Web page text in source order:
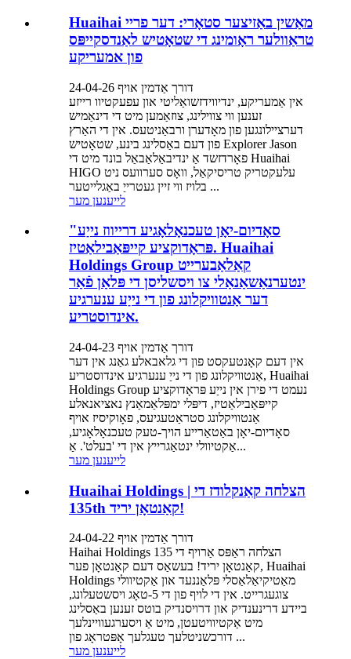
Huaihai מאַשין באַזיצער סטאָרי: דער פריי
טראַוולער ראָומינג די שטאָטיש לאַנדסקייפּס
פון אמעריקע
דורך אַדמין אויף 24-04-26
אין אַמעריקע, ינדיווידזשואַליטי און עפעקטיוו רייזע
זענען ווי צווילינג, צוזאַמען מיט די דינאַמיש
דערציילונגען פון מאָדערן ורבאַניטעס. אין די האַרץ
פון דעם באַסלינג בינע, שטאָטיש Explorer Jason
פאָרדזשד אַ ינדיבאַלאַבאַל בונד מיט די Huaihai
HIGO עלעקטריק טריסיקאַל, וואָס סערוועס ניט
בלויז ווי זיין געטרייַ באַגלייטער ...
לייענען מער
"סאָדיום-יאָן טעכנאָלאָגיע דרייווז נייַע
פּראָדוקציע קייפּאַבילאַטיז. Huaihai
Holdings Group קאַלאַבערייט
ינטערנאַשאַנאַלי צו ויסשליסן די פּלאַן פֿאַר
דער אַנטוויקלונג פון די נייַע ענערגיע
אינדוסטריע.
דורך אַדמין אויף 24-04-23
אין דעם קאָנטעקסט פון די גלאבאלע גאַנג אין דער
אַנטוויקלונג פון די נייַ ענערגיע אינדוסטריע, Huaihai
Holdings Group נעמט די פירן אין נייַע פּראָדוקציע
קייפּאַבילאַטיז, דיפּלי ימפּלאַמאַנץ נאציאנאלע
אַנטוויקלונג סטראַטעגיעס, פאָוקיסיז אויף
סאָדיום-יאָן באַטאַרייע הויך-טעק טעכנאָלאָגיע,
אַקטיוולי ינטאַגרייץ אין די 'בעלט'. אַ...
לייענען מער
Huaihai Holdings | הצלחה קאַנקלודז די
135th קאַנטאָן יריד!
דורך אַדמין אויף 24-04-22
Haihai Holdings הצלחה ראַפּס אַרויף די 135
קאַנטאָן יריד! בעשאַס דעם קאַנטאָן פער, Huaihai
Holdings מאַטיקיאַלאַסלי פּלאַננעד און אַקטיוולי
צוגעגרייט. אין די לויף פון די 5-טאָג ויסשטעלונג,
ביידע דרינענדיק און דרויסנדיק בוטס זענען באַסלינג
מיט אַקטיוויטעטן, מיט אַ ויסערגעוויינלעך
דורכשניטלעך טעגלעך אָפּטראָג פון ...
לייענען מער